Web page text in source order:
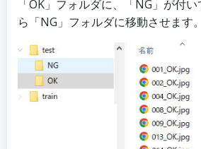
「OK」フォルダに、「NG」が付
ら「NG」フォルダに移動させます。